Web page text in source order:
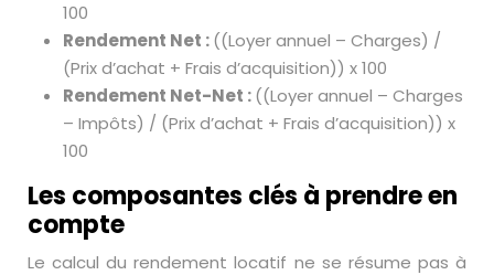
100
Rendement Net :((Loyer annuel – Charges) /
(Prix d’achat + Frais d’acquisition)) x 100
Rendement Net-Net :((Loyer annuel – Charges
– Impôts) / (Prix d’achat + Frais d’acquisition)) x
100
Les composantes clés à prendre en
compte
Le calcul du rendement locatif ne se résume pas à